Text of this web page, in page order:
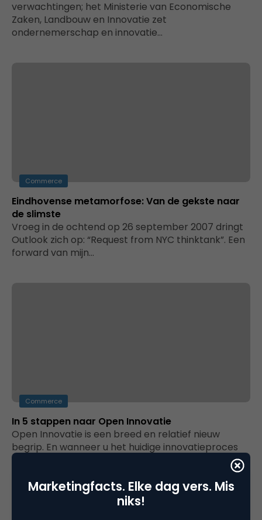
verwachtingen; het Ministerie van Economische
Zaken, Landbouw en Innovatie zet
ondernemerschap en innovatie…
Commerce
Eindhovense metamorfose: Van de gekste naar
de slimste
Vroeg in de ochtend op 26 september 2007 dringt
Outlook zich op: “Request from NYC thinktank”. Een
forward van mijn…
Commerce
In 5 stappen naar Open Innovatie
Open Innovatie is een breed en relatief nieuw
begrip. En wanneer u het huidige innovatieproces
van uw onderneming wilt openen,…
Marketingfacts. Elke dag vers. Mis
niks!